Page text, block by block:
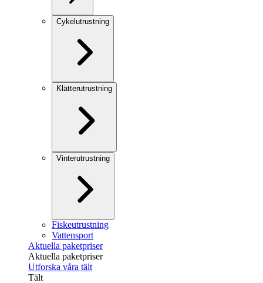
Cykelutrustning
Klätterutrustning
Vinterutrustning
Fiskeutrustning
Vattensport
Aktuella paketpriser
Aktuella paketpriser
Utforska våra tält
Tält